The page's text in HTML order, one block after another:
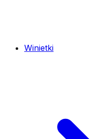
Winietki